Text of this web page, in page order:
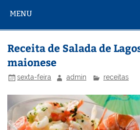
MENU
Receita de Salada de
maionese
sexta-feira admin receitas